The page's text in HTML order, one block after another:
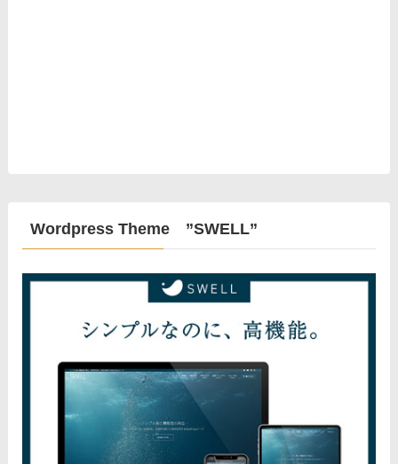
Wordpress Theme ”SWELL”